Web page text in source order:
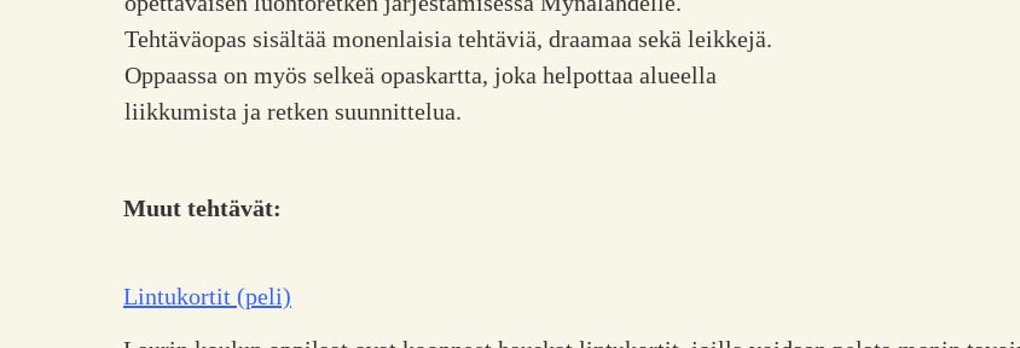
Tehtäväopas sisältää monenlaisia tehtäviä, draamaa sekä leikkejä.
Oppaassa on myös selkeä opaskartta, joka helpottaa alueella
liikkumista ja retken suunnittelua.
Muut tehtävät:
Lintukortit (peli)